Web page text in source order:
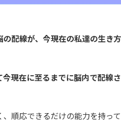
配線が、今現在の私達の生き
現在に至るまでに脳内で配線
順応できるだけの能力を持っ